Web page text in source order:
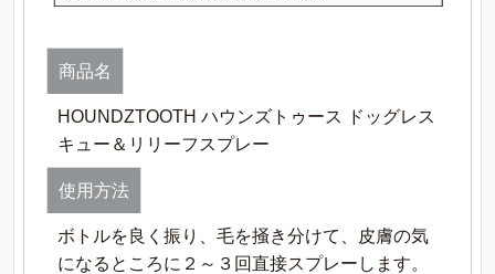
商品名
HOUNDZTOOTH ハウンズトゥース
ドッグレス
キュー＆リリーフスプレー
使用方法
ボトルを良く振り、毛を掻き分けて、皮膚の気
になるところに２～３回直接スプレーします。